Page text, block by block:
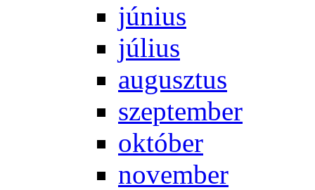
jú­ni­us
jú­li­us
au­gusz­tus
szep­tem­ber
ok­tó­ber
no­vem­ber